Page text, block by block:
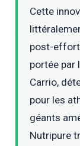
Cette
post-
portée par
Carrio,
pour les
géants
Nutripure